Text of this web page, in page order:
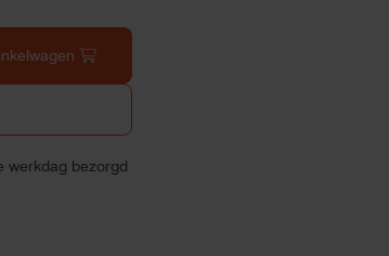
werkdag bezorgd